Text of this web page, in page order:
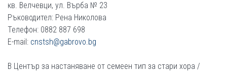
кв. Велчевци, ул. Върба № 23
Ръководител: Рена Николова
Телефон: 0882 887 698
E-mail: cnstsh@gabrovo.bg
В Център за настаняване от семеен тип за стари хора /